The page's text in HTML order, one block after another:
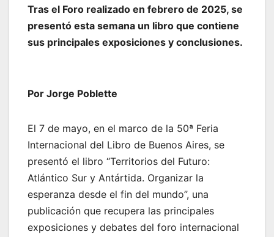
Tras el Foro realizado en febrero de 2025, se
presentó esta semana un libro que contiene
sus principales exposiciones y conclusiones.
Por Jorge Poblette
El 7 de mayo, en el marco de la 50ª Feria
Internacional del Libro de Buenos Aires, se
presentó el libro “Territorios del Futuro:
Atlántico Sur y Antártida. Organizar la
esperanza desde el fin del mundo”, una
publicación que recupera las principales
exposiciones y debates del foro internacional